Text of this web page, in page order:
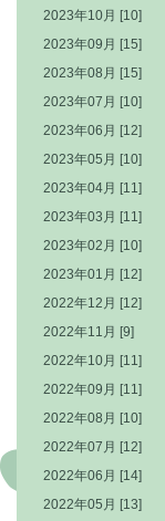
2023年10月 [10]
2023年09月 [15]
2023年08月 [15]
2023年07月 [10]
2023年06月 [12]
2023年05月 [10]
2023年04月 [11]
2023年03月 [11]
2023年02月 [10]
2023年01月 [12]
2022年12月 [12]
2022年11月 [9]
2022年10月 [11]
2022年09月 [11]
2022年08月 [10]
2022年07月 [12]
2022年06月 [14]
2022年05月 [13]